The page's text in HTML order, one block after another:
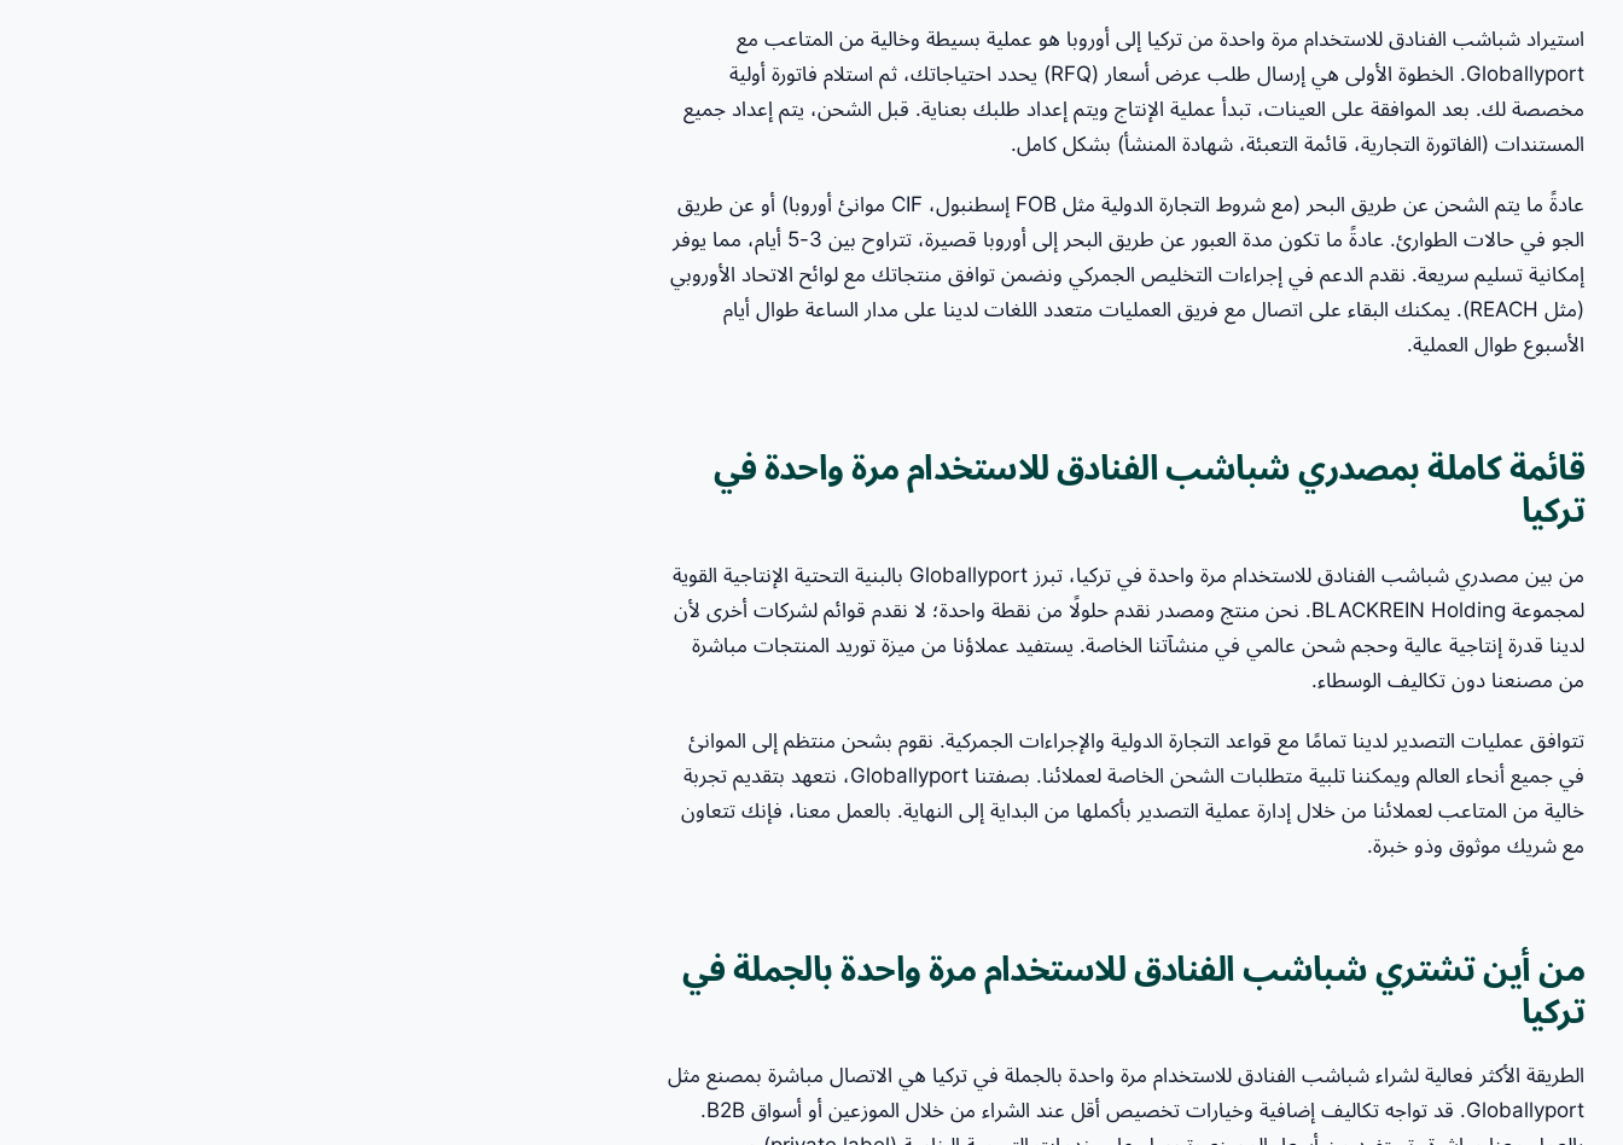
استيراد شباشب الفنادق للاستخدام مرة واحدة من تركيا إلى أوروبا هو عملية بسيطة وخالية من المتاعب مع
Globallyport. الخطوة الأولى هي إرسال طلب عرض أسعار (RFQ) يحدد احتياجاتك، ثم استلام فاتورة أولية
مخصصة لك. بعد الموافقة على العينات، تبدأ عملية الإنتاج ويتم إعداد طلبك بعناية. قبل الشحن، يتم إعداد جميع
المستندات (الفاتورة التجارية، قائمة التعبئة، شهادة المنشأ) بشكل كامل.
عادةً ما يتم الشحن عن طريق البحر (مع شروط التجارة الدولية مثل FOB إسطنبول، CIF موانئ أوروبا) أو عن طريق
الجو في حالات الطوارئ. عادةً ما تكون مدة العبور عن طريق البحر إلى أوروبا قصيرة، تتراوح بين 3-5 أيام، مما يوفر
إمكانية تسليم سريعة. نقدم الدعم في إجراءات التخليص الجمركي ونضمن توافق منتجاتك مع لوائح الاتحاد الأوروبي
(مثل REACH). يمكنك البقاء على اتصال مع فريق العمليات متعدد اللغات لدينا على مدار الساعة طوال أيام
الأسبوع طوال العملية.
قائمة كاملة بمصدري شباشب الفنادق للاستخدام مرة واحدة في
تركيا
من بين مصدري شباشب الفنادق للاستخدام مرة واحدة في تركيا، تبرز Globallyport بالبنية التحتية الإنتاجية القوية
لمجموعة BLACKREIN Holding. نحن منتج ومصدر نقدم حلولًا من نقطة واحدة؛ لا نقدم قوائم لشركات أخرى لأن
لدينا قدرة إنتاجية عالية وحجم شحن عالمي في منشآتنا الخاصة. يستفيد عملاؤنا من ميزة توريد المنتجات مباشرة
من مصنعنا دون تكاليف الوسطاء.
تتوافق عمليات التصدير لدينا تمامًا مع قواعد التجارة الدولية والإجراءات الجمركية. نقوم بشحن منتظم إلى الموانئ
في جميع أنحاء العالم ويمكننا تلبية متطلبات الشحن الخاصة لعملائنا. بصفتنا Globallyport، نتعهد بتقديم تجربة
خالية من المتاعب لعملائنا من خلال إدارة عملية التصدير بأكملها من البداية إلى النهاية. بالعمل معنا، فإنك تتعاون
مع شريك موثوق وذو خبرة.
من أين تشتري شباشب الفنادق للاستخدام مرة واحدة بالجملة في
تركيا
الطريقة الأكثر فعالية لشراء شباشب الفنادق للاستخدام مرة واحدة بالجملة في تركيا هي الاتصال مباشرة بمصنع مثل
Globallyport. قد تواجه تكاليف إضافية وخيارات تخصيص أقل عند الشراء من خلال الموزعين أو أسواق B2B.